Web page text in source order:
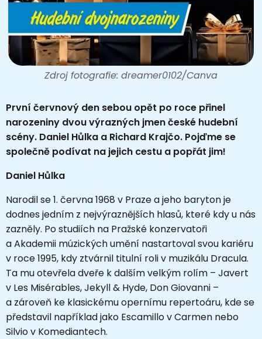
Zdroj fotografie: dreamer0102/Canva
První červnový den sebou opět po roce přinel
narozeniny dvou výrazných jmen české hudební
scény. Daniel Hůlka a Richard Krajčo. Pojďme se
společně podívat na jejich cestu a popřát jim!
Daniel Hůlka
Narodil se 1. června 1968 v Praze a jeho baryton je
dodnes jedním z nejvýraznějších hlasů, které kdy u nás
zazněly. Po studiích na Pražské konzervatoři
a Akademii múzických umění nastartoval svou kariéru
v roce 1995, kdy ztvárnil titulní roli v muzikálu Dracula.
Ta mu otevřela dveře k dalším velkým rolím – Javert
v Les Misérables, Jekyll & Hyde, Don Giovanni –
a zároveň ke klasickému opernímu repertoáru, kde se
představil například jako Escamillo v Carmen nebo
Silvio v Komediantech.